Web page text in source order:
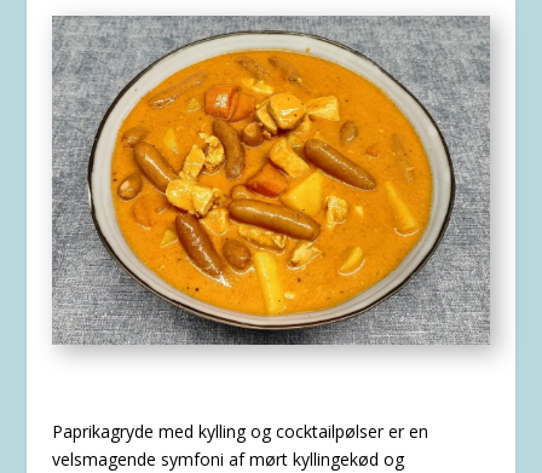
Paprikagryde med kylling og cocktailpølser er en
velsmagende symfoni af mørt kyllingekød og